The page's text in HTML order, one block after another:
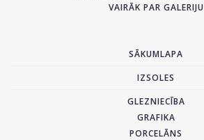
VAIRĀK PAR GALERIJU
SĀKUMLAPA
IZSOLES
GLEZNIECĪBA
GRAFIKA
PORCELĀNS